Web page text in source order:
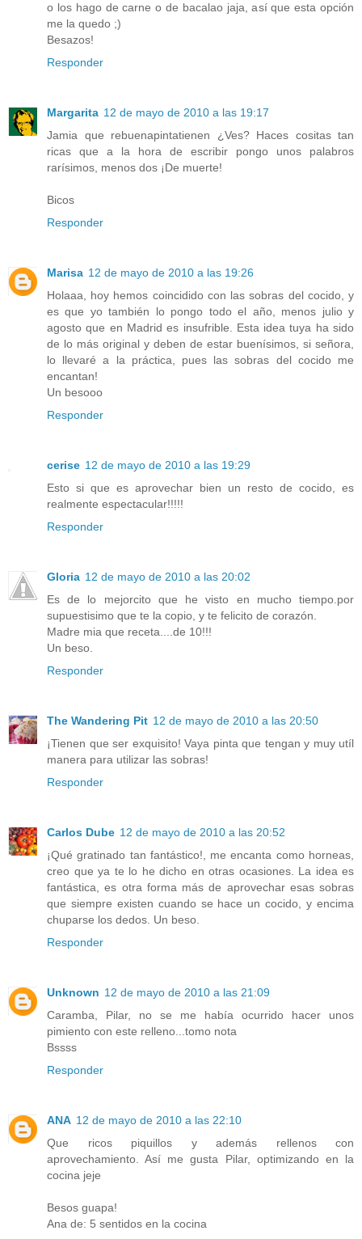
o los hago de carne o de bacalao jaja, así que esta opción
me la quedo ;)
Besazos!
Responder
Margarita 12 de mayo de 2010 a las 19:17
Jamia que rebuenapintatienen ¿Ves? Haces cositas tan
ricas que a la hora de escribir pongo unos palabros
rarísimos, menos dos ¡De muerte!
Bicos
Responder
Marisa 12 de mayo de 2010 a las 19:26
Holaaa, hoy hemos coincidido con las sobras del cocido, y
es que yo también lo pongo todo el año, menos julio y
agosto que en Madrid es insufrible. Esta idea tuya ha sido
de lo más original y deben de estar buenísimos, si señora,
lo llevaré a la práctica, pues las sobras del cocido me
encantan!
Un besooo
Responder
cerise 12 de mayo de 2010 a las 19:29
Esto si que es aprovechar bien un resto de cocido, es
realmente espectacular!!!!!
Responder
Gloria 12 de mayo de 2010 a las 20:02
Es de lo mejorcito que he visto en mucho tiempo.por
supuestisimo que te la copio, y te felicito de corazón.
Madre mia que receta....de 10!!!
Un beso.
Responder
The Wandering Pit 12 de mayo de 2010 a las 20:50
¡Tienen que ser exquisito! Vaya pinta que tengan y muy utíl
manera para utilizar las sobras!
Responder
Carlos Dube 12 de mayo de 2010 a las 20:52
¡Qué gratinado tan fantástico!, me encanta como horneas,
creo que ya te lo he dicho en otras ocasiones. La idea es
fantástica, es otra forma más de aprovechar esas sobras
que siempre existen cuando se hace un cocido, y encima
chuparse los dedos. Un beso.
Responder
Unknown 12 de mayo de 2010 a las 21:09
Caramba, Pilar, no se me había ocurrido hacer unos
pimiento con este relleno...tomo nota
Bssss
Responder
ANA 12 de mayo de 2010 a las 22:10
Que ricos piquillos y además rellenos con
aprovechamiento. Así me gusta Pilar, optimizando en la
cocina jeje
Besos guapa!
Ana de: 5 sentidos en la cocina